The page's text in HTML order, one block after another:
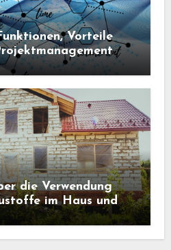
Vorteile
die Verwendung
im Haus und